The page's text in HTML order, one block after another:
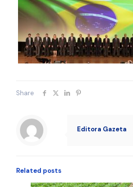
Share
Editora Gazeta
Related posts